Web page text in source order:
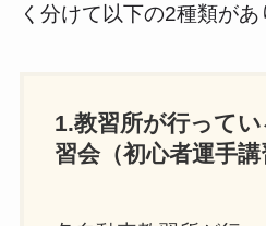
く分けて以下の2種類があ
1.教習所が行って
習会（初心者運手講